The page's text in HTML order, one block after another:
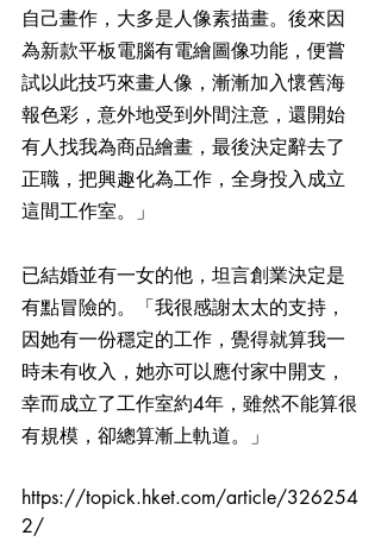
自己畫作，大多是人像素描畫。後來因
為新款平板電腦有電繪圖像功能，便嘗
試以此技巧來畫人像，漸漸加入懷舊海
報色彩，意外地受到外間注意，還開始
有人找我為商品繪畫，最後決定辭去了
正職，把興趣化為工作，全身投入成立
這間工作室。」
已結婚並有一女的他，坦言創業決定是
有點冒險的。「我很感謝太太的支持，
因她有一份穩定的工作，覺得就算我一
時未有收入，她亦可以應付家中開支，
幸而成立了工作室約4年，雖然不能算很
有規模，卻總算漸上軌道。」
https://topick.hket.com/article/326254
2/